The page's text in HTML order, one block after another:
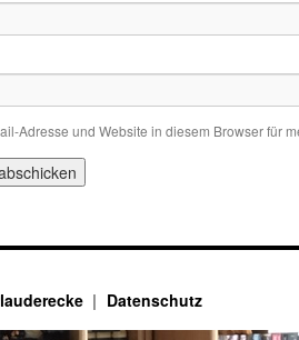
Adresse und Website in diesem Browser für
Datenschutz